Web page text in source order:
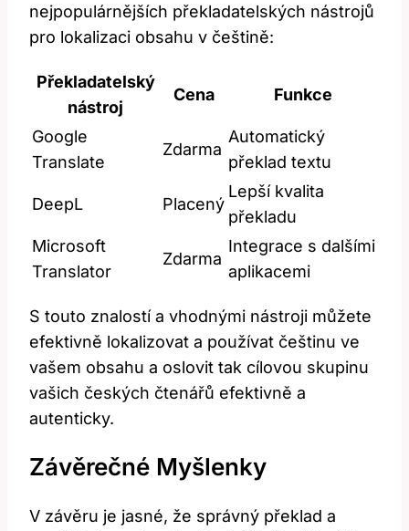
nejpopulárnějších překladatelských nástrojů
pro lokalizaci obsahu v češtině:
Překladatelský
nástroj
Cena Funkce
Google
Translate
Zdarma
Automatický​
překlad textu
DeepL Placený
Lepší kvalita
překladu
Microsoft
Translator
Zdarma
Integrace s dalšími
aplikacemi
S touto znalostí a vhodnými nástroji můžete‌
efektivně lokalizovat a používat češtinu ve
vašem obsahu a oslovit tak cílovou skupinu
vašich českých čtenářů efektivně a
autenticky.
Závěrečné Myšlenky
V závěru je jasné, že správný překlad a